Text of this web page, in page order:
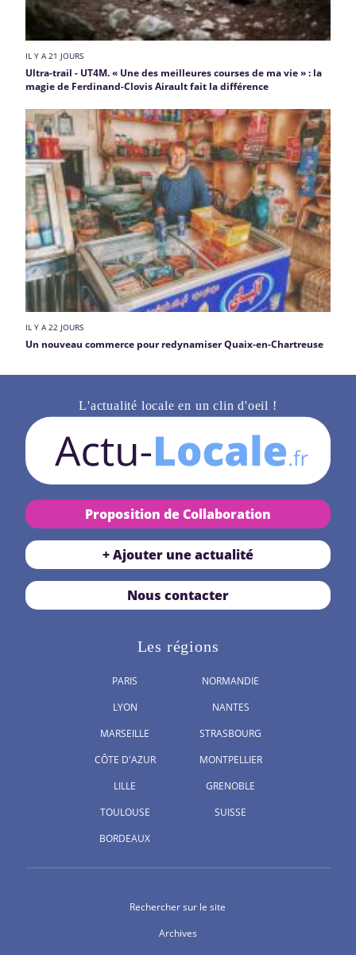
IL Y A 21 JOURS
Ultra-trail - UT4M. « Une des meilleures courses de ma vie » : la
magie de Ferdinand-Clovis Airault fait la différence
IL Y A 22 JOURS
Un nouveau commerce pour redynamiser Quaix-en-Chartreuse
L'actualité locale en un clin d'oeil !
Proposition de Collaboration
+ Ajouter une actualité
Nous contacter
Les régions
PARIS
LYON
MARSEILLE
CÔTE D'AZUR
LILLE
TOULOUSE
BORDEAUX
NORMANDIE
NANTES
STRASBOURG
MONTPELLIER
GRENOBLE
SUISSE
Rechercher sur le site
Archives